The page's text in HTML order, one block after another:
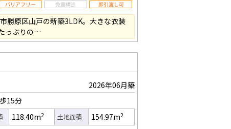
勝原区山戸の新築3LDK。大きな衣装
っぷりの…
2026年06月築
15分
118.40m2 土地面積 154.97m2